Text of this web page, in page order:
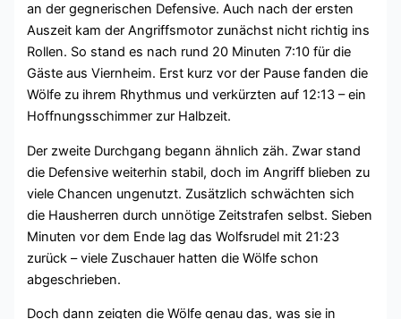
an der gegnerischen Defensive. Auch nach der ersten
Auszeit kam der Angriffsmotor zunächst nicht richtig ins
Rollen. So stand es nach rund 20 Minuten 7:10 für die
Gäste aus Viernheim. Erst kurz vor der Pause fanden die
Wölfe zu ihrem Rhythmus und verkürzten auf 12:13 – ein
Hoffnungsschimmer zur Halbzeit.
Der zweite Durchgang begann ähnlich zäh. Zwar stand
die Defensive weiterhin stabil, doch im Angriff blieben zu
viele Chancen ungenutzt. Zusätzlich schwächten sich
die Hausherren durch unnötige Zeitstrafen selbst. Sieben
Minuten vor dem Ende lag das Wolfsrudel mit 21:23
zurück – viele Zuschauer hatten die Wölfe schon
abgeschrieben.
Doch dann zeigten die Wölfe genau das, was sie in